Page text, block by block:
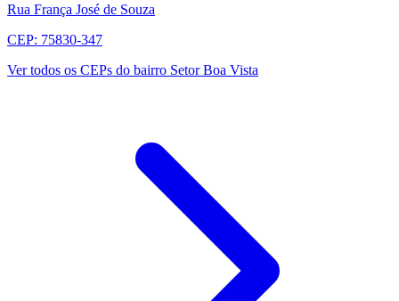
Rua França José de Souza
CEP: 75830-347
Ver todos os CEPs do bairro Setor Boa Vista